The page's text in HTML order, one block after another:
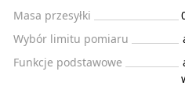
Masa przesyłki
Wybór limitu pomiaru
Funkcje podstawowe